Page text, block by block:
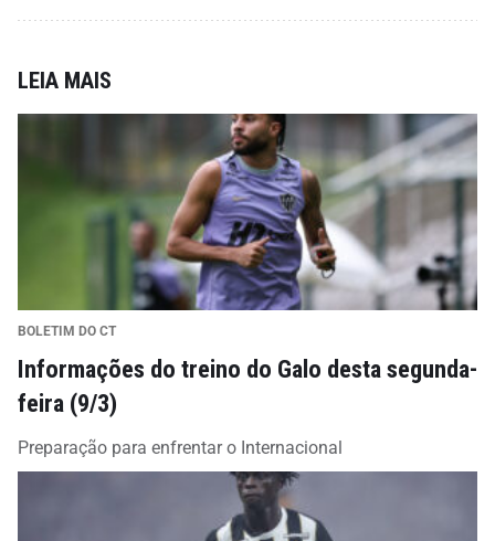
LEIA MAIS
BOLETIM DO CT
Informações do treino do Galo desta segunda-
feira (9/3)
Preparação para enfrentar o Internacional